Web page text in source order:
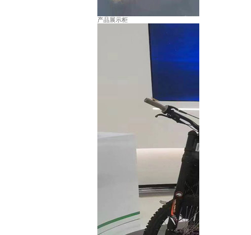
产品展示柜